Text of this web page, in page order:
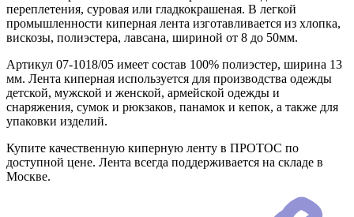
переплетения, суровая или гладкокрашеная. В легкой
промышленности киперная лента изготавливается из хлопка,
вискозы, полиэстера, лавсана, шириной от 8 до 50мм.
Артикул 07-1018/05 имеет состав 100% полиэстер, ширина 13
мм. Лента киперная используется для производства одежды
детской, мужской и женской, армейской одежды и
снаряжения, сумок и рюкзаков, панамок и кепок, а также для
упаковки изделий.
Купите качественную киперную ленту в ПРОТОС по
доступной цене. Лента всегда поддерживается на складе в
Москве.